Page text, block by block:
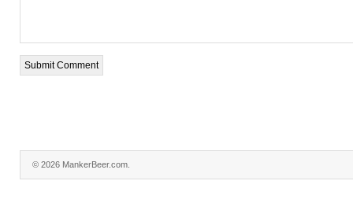
© 2026 MankerBeer.com.